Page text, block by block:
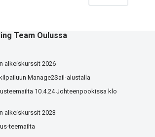
Team Oulussa
alkeiskurssit 2026
Manage2Sail-alustalla
10.4.24 Johteenpookissa klo
alkeiskurssit 2023
teemailta